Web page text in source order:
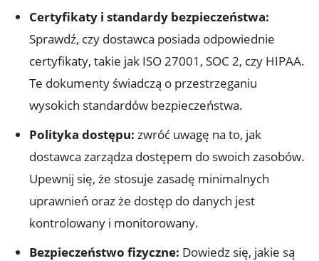
Certyfikaty i ​standardy ‍bezpieczeństwa:
Sprawdź, czy⁣ dostawca posiada odpowiednie⁢
certyfikaty, takie jak ISO 27001, SOC⁣ 2, czy HIPAA.
Te dokumenty świadczą o przestrzeganiu
wysokich standardów bezpieczeństwa.
Polityka​ dostępu: zwróć⁢ uwagę na⁣ to, jak
dostawca zarządza ⁢dostępem ⁤do swoich zasobów.
Upewnij ⁤się, że stosuje zasadę minimalnych
uprawnień oraz że dostęp do danych jest
kontrolowany i monitorowany.
Bezpieczeństwo fizyczne: Dowiedz się, jakie są